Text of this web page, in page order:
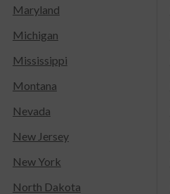
Maryland
Michigan
Mississippi
Montana
Nevada
New Jersey
New York
North Dakota